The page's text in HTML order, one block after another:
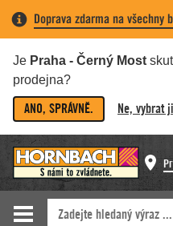
Doprava zdarma na všechny
Je Praha - Černý Most
prodejna?
ANO, SPRÁVNĚ. Ne, vybrat